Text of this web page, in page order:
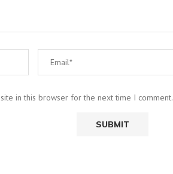
in this browser for the next time I comment.